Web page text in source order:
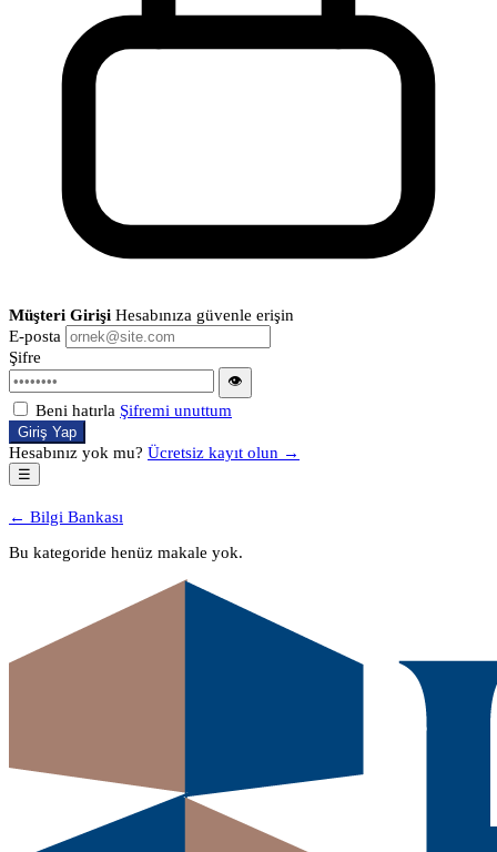
Müşteri Girişi Hesabınıza güvenle erişin
E-posta
Şifre
👁
Beni hatırla Şifremi unuttum
Giriş Yap
Hesabınız yok mu? Ücretsiz kayıt olun →
☰
← Bilgi Bankası
Bu kategoride henüz makale yok.